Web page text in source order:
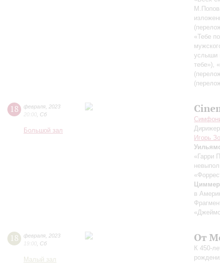
«Тебе
услыши
тебе»),
18 февраля 2023
20:00 Сб
Большой зал
Игорь
«Гарри
Циммер
в
18 февраля 2023
19:00 Сб
Малый зал
От
К 450-